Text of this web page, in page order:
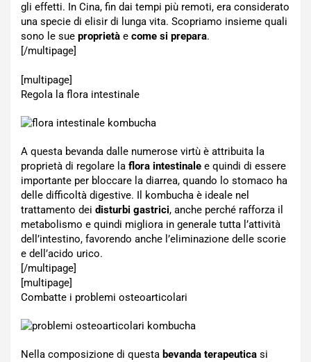
gli effetti. In Cina, fin dai tempi più remoti, era considerato
una specie di elisir di lunga vita. Scopriamo insieme quali
sono le sue proprietà e come si prepara.
[/multipage]
[multipage]
Regola la flora intestinale
A questa bevanda dalle numerose virtù è attribuita la
proprietà di regolare la flora intestinale e quindi di essere
importante per bloccare la diarrea, quando lo stomaco ha
delle difficoltà digestive. Il kombucha è ideale nel
trattamento dei disturbi gastrici, anche perché rafforza il
metabolismo e quindi migliora in generale tutta l’attività
dell’intestino, favorendo anche l’eliminazione delle scorie
e dell’acido urico.
[/multipage]
[multipage]
Combatte i problemi osteoarticolari
Nella composizione di questa bevanda terapeutica si